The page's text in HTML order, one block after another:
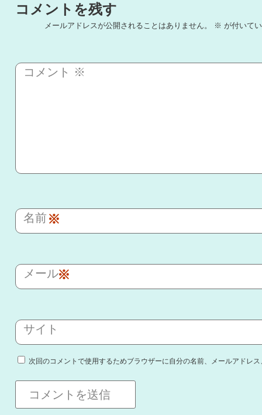
コメントを残す
メールアドレスが公開されることはありません。 ※ が付いて
コメント ※
名前 ※
メール※
サイト
次回のコメントで使用するためブラウザーに自分の名前、メールアドレ